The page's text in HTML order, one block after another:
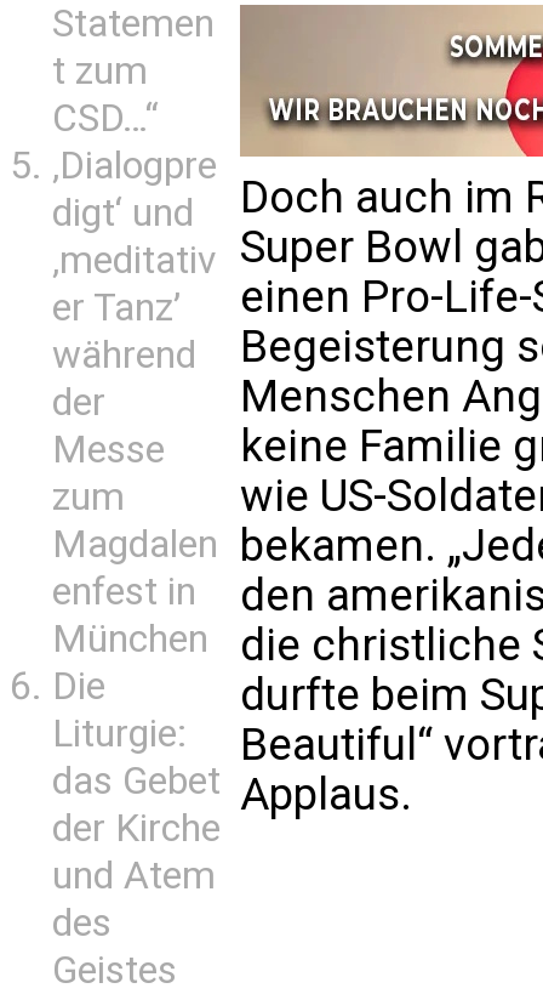
Statemen
t zum
CSD…“
‚Dialogpre
digt‘ und
‚meditativ
er Tanz’
während
der
Messe
zum
Magdalen
enfest in
München
Die
Liturgie:
das Gebet
der Kirche
und Atem
des
Geistes
Doch auch im
Super Bowl
einen Pro-
Begeisterung
Menschen
keine Familie
wie US-
bekamen.
den
die christliche
durfte beim
Beautiful“
Applaus.